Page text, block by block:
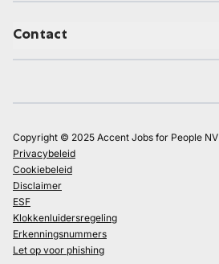
Contact
Copyright © 2025 Accent Jobs for People NV
Privacybeleid
Cookiebeleid
Disclaimer
ESF
Klokkenluidersregeling
Erkenningsnummers
Let op voor phishing